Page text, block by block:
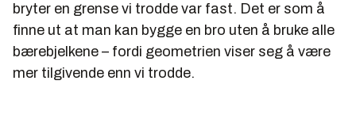
bryter en grense vi trodde var fast. Det er som å
finne ut at man kan bygge en bro uten å bruke alle
bærebjelkene – fordi geometrien viser seg å være
mer tilgivende enn vi trodde.